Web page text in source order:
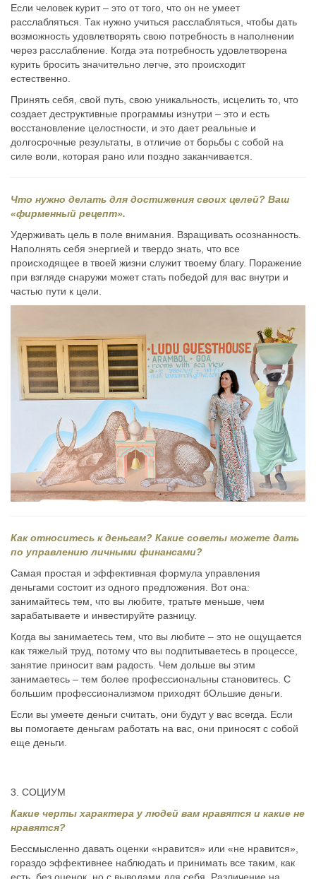
Если человек курит – это от того, что он не умеет
расслабляться. Так нужно учиться расслабляться, чтобы дать
возможность удовлетворять свою потребность в наполнении
через расслабление. Когда эта потребность удовлетворена
курить бросить значительно легче, это происходит
естественно.
Принять себя, свой путь, свою уникальность, исцелить то, что
создает деструктивные программы изнутри – это и есть
восстановление целостности, и это дает реальные и
долгосрочные результаты, в отличие от борьбы с собой на
силе воли, которая рано или поздно заканчивается.
Что нужно делать для достижения своих целей? Ваш
«фирменный рецепт».
Удерживать цель в поле внимания. Взращивать осознанность.
Наполнять себя энергией и твердо знать, что все
происходящее в твоей жизни служит твоему благу. Поражение
при взгляде снаружи может стать победой для вас внутри и
частью пути к цели.
Как относитесь к деньгам? Какие советы можете дать
по управлению личными финансами?
Самая простая и эффективная формула управления
деньгами состоит из одного предложения. Вот она:
занимайтесь тем, что вы любите, тратьте меньше, чем
зарабатываете и инвестируйте разницу.
Когда вы занимаетесь тем, что вы любите – это не ощущается
как тяжелый труд, потому что вы подпитываетесь в процессе,
занятие приносит вам радость. Чем дольше вы этим
занимаетесь – тем более профессиональны становитесь. С
большим профессионализмом приходят бОльшие деньги.
Если вы умеете деньги считать, они будут у вас всегда. Если
вы помогаете деньгам работать на вас, они приносят с собой
еще деньги.
3. СОЦИУМ
Какие черты характера у людей вам нравятся и какие не
нравятся?
Бессмысленно давать оценки «нравится» или «не нравится»,
гораздо эффективнее наблюдать и принимать все таким, как
есть, без оценок, но с выводами для себя. Различение на